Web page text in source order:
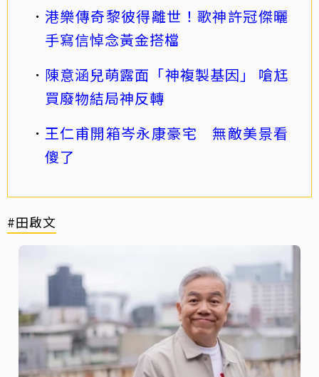
港樂傳奇黎彼得離世！歌神許冠傑曬
手寫信悼念黃金搭檔
陳意涵兒萌露面「神複製基因」 嗆尪
買廢物結局神反轉
王仁甫開箱岑永康豪宅 無敵美景看
傻了
#田啟文